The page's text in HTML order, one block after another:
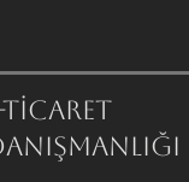
Ticaret